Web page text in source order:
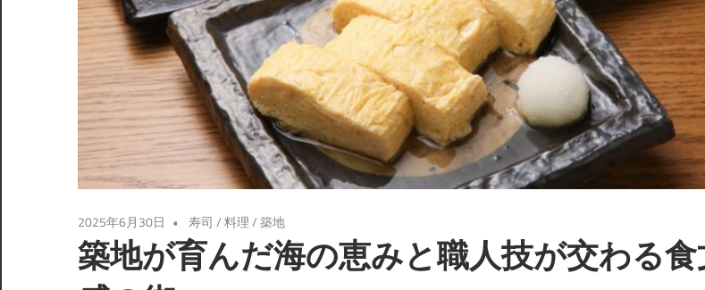
う
こ
そ！
2025年6月30日 寿司 /料理/築地
築地が育んだ海の恵みと職人技が交わる